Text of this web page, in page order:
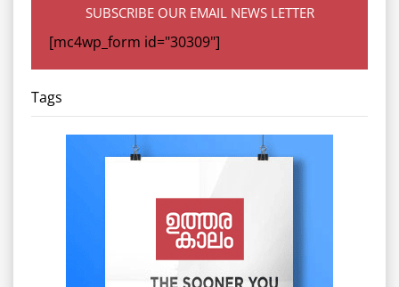
SUBSCRIBE OUR EMAIL NEWS LETTER
[mc4wp_form id="30309"]
Tags